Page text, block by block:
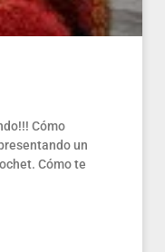
Cómo
un
Cómo te